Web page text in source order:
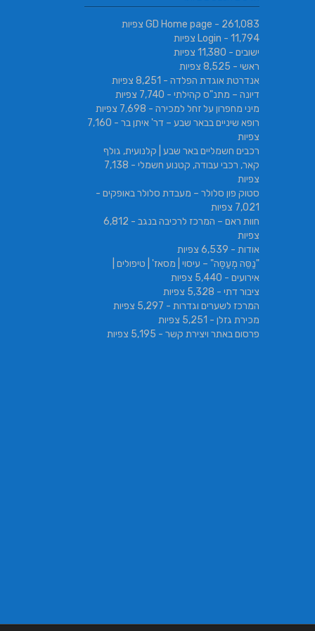
GD Home page - 261,083 צפיות
Login - 11,794 צפיות
ישובים - 11,380 צפיות
ראשי - 8,525 צפיות
אנדרטת אוגדת הפלדה - 8,251 צפיות
דיונה – מתנ"ס קהילתי - 7,740 צפיות
מיני מחפרון על זחל למכירה - 7,698 צפיות
רופא שיניים בבאר שבע – דר' איתן בר
- 7,160
צפיות
רכבים חשמליים באר שבע | קלנועית, גולף
קאר, רכבי עבודה, קטנוע חשמלי
- 7,138
צפיות
סטוק פון סלולר – מעבדת סלולר באופקים -
7,021 צפיות
חוות ראם – המרכז לרכיבה בנגב
- 6,812
צפיות
אודות - 6,539 צפיות
"נַסֵּה מְעַסֶּה" – עיסוי | מסאז' | טיפולים |
אירועים - 5,440 צפיות
ציבור דתי - 5,328 צפיות
המרכז לשערים וגדרות - 5,297 צפיות
מכירת גזלן - 5,251 צפיות
פרסום באתר ויצירת קשר - 5,195 צפיות